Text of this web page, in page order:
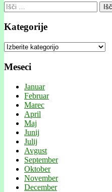
Išči:
Kategorije
Kategorije
Meseci
Januar
Februar
Marec
April
Maj
Junij
Julij
Avgust
September
Oktober
November
December